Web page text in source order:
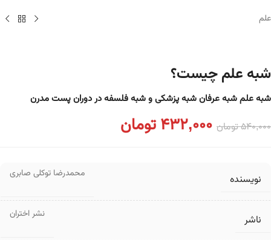
علم
شبه علم چیست؟
شبه علم شبه عرفان شبه پزشکی و شبه فلسفه در دوران پست مدرن
540,000تومان 432,000تومان
نویسنده محمدرضا توکلی صابری
ناشر نشر اختران